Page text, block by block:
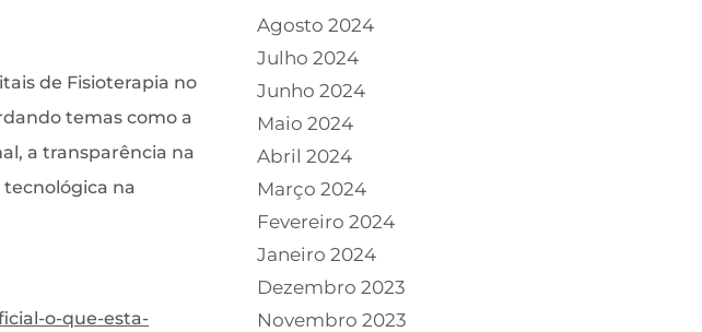
de Fisioterapia no
temas como a
a transparência na
na
o-que-esta-
Agosto 2024
Julho 2024
Junho 2024
Maio 2024
Abril 2024
Março 2024
Fevereiro 2024
Janeiro 2024
Dezembro 2023
Novembro 2023